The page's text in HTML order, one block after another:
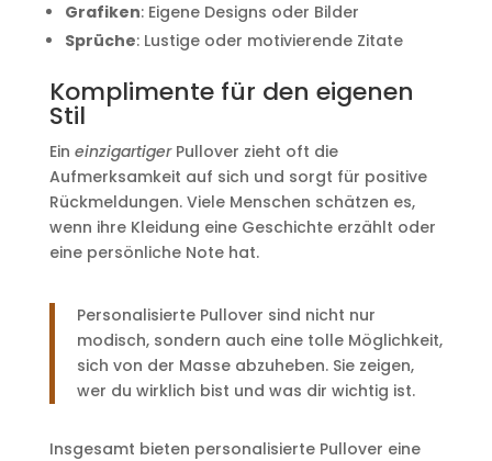
Grafiken: Eigene Designs oder Bilder
Sprüche: Lustige oder motivierende Zitate
Komplimente für den eigenen
Stil
Ein einzigartigerPullover zieht oft die
Aufmerksamkeit auf sich und sorgt für positive
Rückmeldungen. Viele Menschen schätzen es,
wenn ihre Kleidung eine Geschichte erzählt oder
eine persönliche Note hat.
Personalisierte Pullover sind nicht nur
modisch, sondern auch eine tolle Möglichkeit,
sich von der Masse abzuheben. Sie zeigen,
wer du wirklich bist und was dir wichtig ist.
Insgesamt bieten personalisierte Pullover eine